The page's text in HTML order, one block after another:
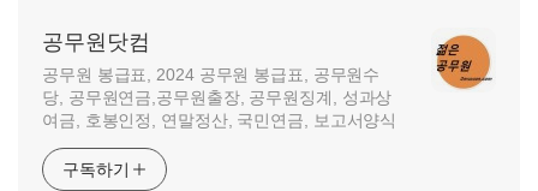
공무원닷컴
공무원 봉급표, 2024 공무원 봉급표, 공무원수
당, 공무원연금,공무원출장, 공무원징계, 성과상
여금, 호봉인정, 연말정산, 국민연금, 보고서양식
구독하기